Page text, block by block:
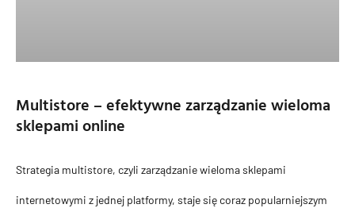
Multistore – efektywne zarządzanie wieloma
sklepami online
Strategia multistore, czyli zarządzanie wieloma sklepami
internetowymi z jednej platformy, staje się coraz popularniejszym